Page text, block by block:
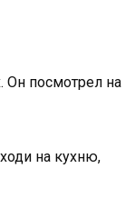
Он посмотрел на
на кухню,